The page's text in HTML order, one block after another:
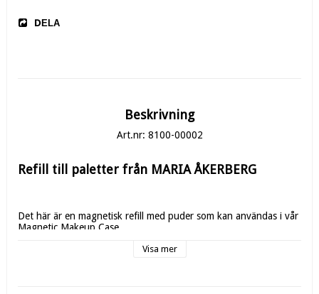
DELA
Beskrivning
Art.nr: 8100-00002
Refill till paletter från MARIA ÅKERBERG
Det här är en magnetisk refill med puder som kan användas i vår
Magnetic Makeup Case.
Färgerna på bildskärmen kan variera, så färgåtergivelsen
Visa mer